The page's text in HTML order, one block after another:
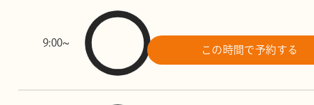
9:00~
この時間で予約する